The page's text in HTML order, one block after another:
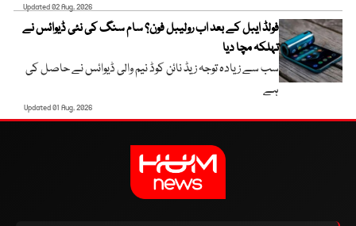
Updated 02 Aug, 2026
فولڈ ایبل کے بعد اب رولیبل فون؟ سام سنگ کی نئی ڈیوائس نے
تہلکہ مچا دیا
سب سے زیادہ توجہ زیڈ نائن کوڈ نیم والی ڈیوائس نے حاصل کی
ہے
Updated 01 Aug, 2026